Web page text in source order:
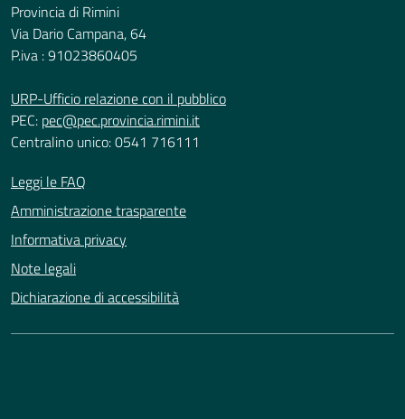
Provincia di Rimini
Via Dario Campana, 64
P.iva : 91023860405
URP-Ufficio relazione con il pubblico
PEC: pec@pec.provincia.rimini.it
Centralino unico: 0541 716111
Leggi le FAQ
Amministrazione trasparente
Informativa privacy
Note legali
Dichiarazione di accessibilità